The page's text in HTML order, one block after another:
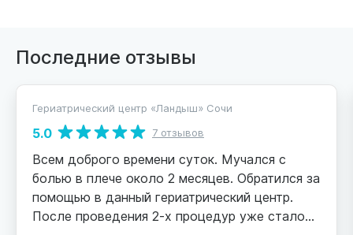
Последние отзывы
Гериатрический центр «Ландыш» Сочи
5.0 7 отзывов
Всем доброго времени суток. Мучался с
болью в плече около 2 месяцев. Обратился за
помощью в данный гериатрический центр.
После проведения 2-х процедур уже стало